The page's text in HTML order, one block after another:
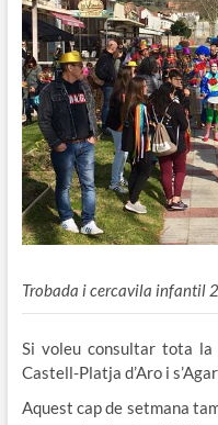
Trobada i cercavila infantil
Si voleu consultar tota la
Castell-Platja d’Aro i
Aquest cap de setmana